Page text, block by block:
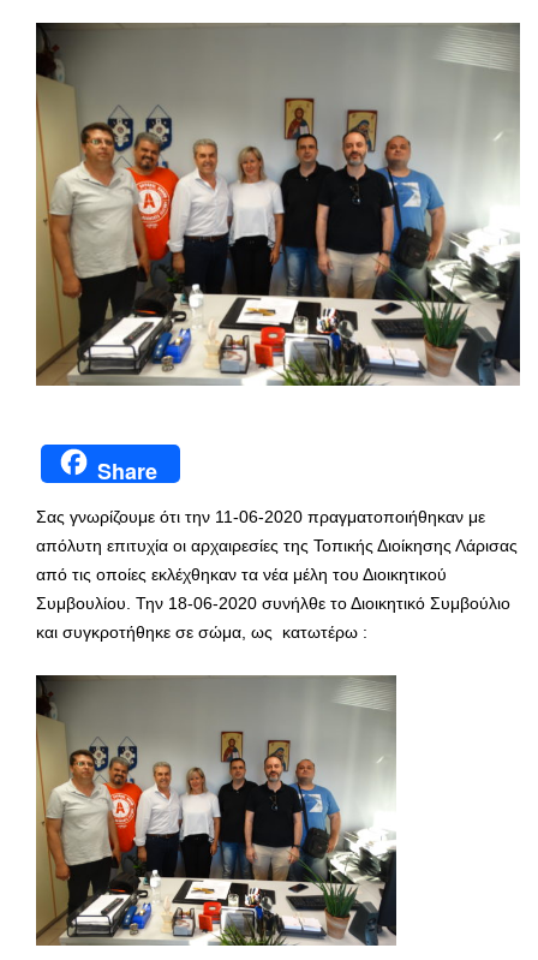
Share
Σας γνωρίζουμε ότι την 11-06-2020 πραγματοποιήθηκαν με
απόλυτη επιτυχία οι αρχαιρεσίες της Τοπικής Διοίκησης Λάρισας
από τις οποίες εκλέχθηκαν τα νέα μέλη του Διοικητικού
Συμβουλίου. Την 18-06-2020 συνήλθε το Διοικητικό Συμβούλιο
και συγκροτήθηκε σε σώμα, ως κατωτέρω :